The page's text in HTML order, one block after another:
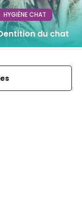
HYGIÈNE CHAT
du chat